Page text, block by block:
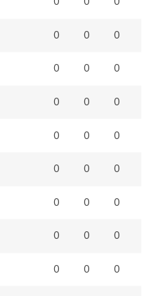
0 0 0
0 0 0
0 0 0
0 0 0
0 0 0
0 0 0
0 0 0
0 0 0